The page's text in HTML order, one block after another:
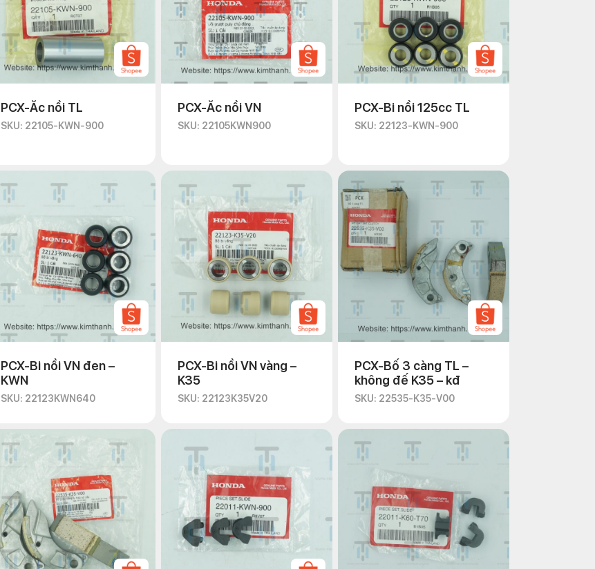
PCX-Ắc nồi TL
SKU: 22105-KWN-900
PCX-Ắc nồi VN
SKU: 22105KWN900
PCX-Bi nồi 125cc TL
SKU: 22123-KWN-900
PCX-Bi nồi VN đen –
KWN
SKU: 22123KWN640
PCX-Bi nồi VN vàng –
K35
SKU: 22123K35V20
PCX-Bố 3 càng TL –
không đế K35 – kđ
SKU: 22535-K35-V00